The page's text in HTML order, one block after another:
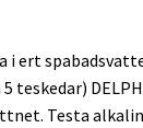
ert
Testa